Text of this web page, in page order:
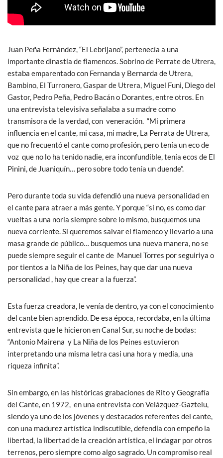
Juan Peña Fernández, “El Lebrijano”, pertenecía a una
importante dinastía de flamencos. Sobrino de Perrate de Utrera,
estaba emparentado con Fernanda y Bernarda de Utrera,
Bambino, El Turronero, Gaspar de Utrera, Miguel Funi, Diego del
Gastor, Pedro Peña, Pedro Bacán o Dorantes, entre otros. En
una entrevista televisiva señalaba a su madre como
transmisora de la verdad, con veneración. “Mi primera
influencia en el cante, mi casa, mi madre, La Perrata de Utrera,
que no frecuentó el cante como profesión, pero tenía un eco de
voz que no lo ha tenido nadie, era inconfundible, tenía ecos de El
Pinini, de Juaniquín… pero sobre todo tenía un duende”.
Pero durante toda su vida defendió una nueva personalidad en
el cante para atraer a más gente. Y porque “si no, es como dar
vueltas a una noria siempre sobre lo mismo, busquemos una
nueva corriente. Si queremos salvar el flamenco y llevarlo a una
masa grande de público… busquemos una nueva manera, no se
puede siempre seguir el cante de Manuel Torres por seguiriya o
por tientos a la Niña de los Peines, hay que dar una nueva
personalidad , hay que crear a la fuerza”.
Esta fuerza creadora, le venía de dentro, ya con el conocimiento
del cante bien aprendido. De esa época, recordaba, en la última
entrevista que le hicieron en Canal Sur, su noche de bodas:
“Antonio Mairena y La Niña de los Peines estuvieron
interpretando una misma letra casi una hora y media, una
riqueza infinita”.
Sin embargo, en las históricas grabaciones de Rito y Geografía
del Cante, en 1972, en una entrevista con Velázquez-Gaztelu,
siendo ya uno de los jóvenes y destacados referentes del cante,
con una madurez artística indiscutible, defendía con empeño la
libertad, la libertad de la creación artística, el indagar por otros
terrenos, pero siempre como algo sagrado. Un compromiso real